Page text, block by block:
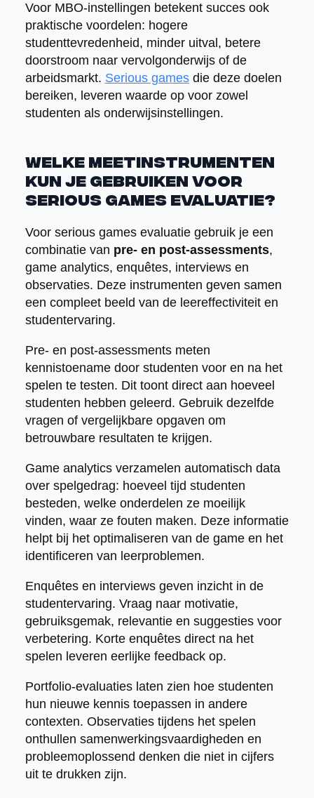
Voor MBO-instellingen betekent succes ook
praktische voordelen: hogere
studenttevredenheid, minder uitval, betere
doorstroom naar vervolgonderwijs of de
arbeidsmarkt. Serious gamesdie deze doelen
bereiken, leveren waarde op voor zowel
studenten als onderwijsinstellingen.
Welke meetinstrumenten
kun je gebruiken voor
serious games evaluatie?
Voor serious games evaluatie gebruik je een
combinatie van pre- en post-assessments,
game analytics, enquêtes, interviews en
observaties. Deze instrumenten geven samen
een compleet beeld van de leereffectiviteit en
studentervaring.
Pre- en post-assessments meten
kennistoename door studenten voor en na het
spelen te testen. Dit toont direct aan hoeveel
studenten hebben geleerd. Gebruik dezelfde
vragen of vergelijkbare opgaven om
betrouwbare resultaten te krijgen.
Game analytics verzamelen automatisch data
over spelgedrag: hoeveel tijd studenten
besteden, welke onderdelen ze moeilijk
vinden, waar ze fouten maken. Deze informatie
helpt bij het optimaliseren van de game en het
identificeren van leerproblemen.
Enquêtes en interviews geven inzicht in de
studentervaring. Vraag naar motivatie,
gebruiksgemak, relevantie en suggesties voor
verbetering. Korte enquêtes direct na het
spelen leveren eerlijke feedback op.
Portfolio-evaluaties laten zien hoe studenten
hun nieuwe kennis toepassen in andere
contexten. Observaties tijdens het spelen
onthullen samenwerkingsvaardigheden en
probleemoplossend denken die niet in cijfers
uit te drukken zijn.